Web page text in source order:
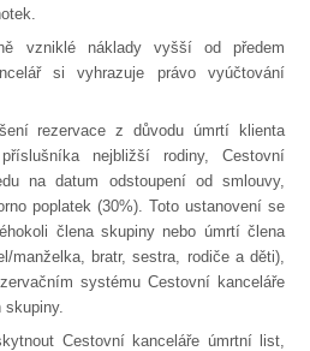
vzniklé náklady vyšší od předem
si vyhrazuje právo vyúčtování
rezervace z důvodu úmrtí klienta
nejbližší rodiny, Cestovní
na datum odstoupení od smlouvy,
poplatek (30%). Toto ustanovení se
člena skupiny nebo úmrtí člena
manželka, bratr, sestra, rodiče a děti),
systému Cestovní kanceláře
skupiny.
Cestovní kanceláře úmrtní list,